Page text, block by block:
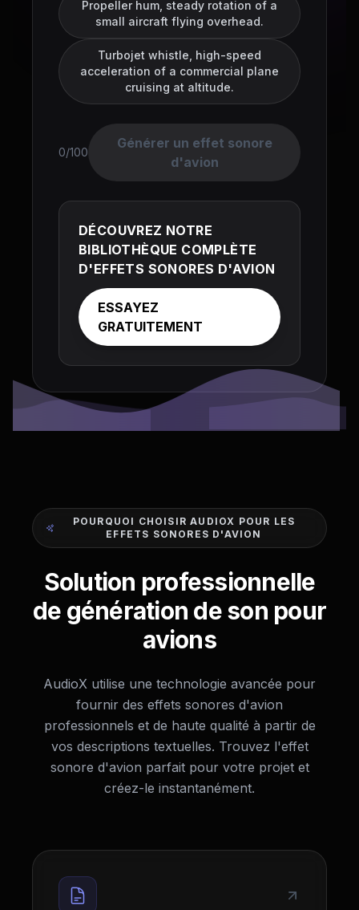
Propeller hum, steady rotation of a
small aircraft flying overhead.
Turbojet whistle, high-speed
acceleration of a commercial plane
cruising at altitude.
0/100
Générer un effet sonore
d'avion
DÉCOUVREZ NOTRE
BIBLIOTHÈQUE COMPLÈTE
D'EFFETS SONORES D'AVION
ESSAYEZ
GRATUITEMENT
POURQUOI CHOISIR AUDIOX POUR LES
EFFETS SONORES D'AVION
Solution professionnelle
de génération de son pour
avions
AudioX utilise une technologie avancée pour
fournir des effets sonores d'avion
professionnels et de haute qualité à partir de
vos descriptions textuelles. Trouvez l'effet
sonore d'avion parfait pour votre projet et
créez-le instantanément.